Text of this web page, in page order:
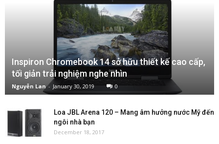
Inspiron Chromebook 14 sở hữu thiết kế cao cấp,
tối giản trải nghiệm nghe nhìn
Nguyễn Lan - January 30, 2019 0
Loa JBL Arena 120 – Mang âm hưởng nước Mỹ đến
ngôi nhà bạn
December 18, 2017